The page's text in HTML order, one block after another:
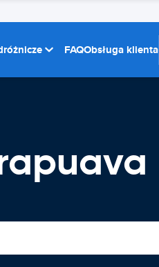
FAQObsługa klienta